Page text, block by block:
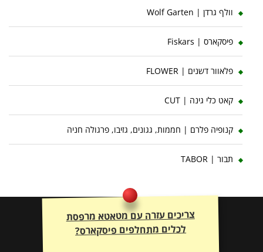
וולף גרדן | Wolf Garten
פיסקארס | Fiskars
פלאוור דשנים | FLOWER
קאט כלי גינה | CUT
קנופיה פלרם | חממות, גגונים, גזיבו, פרגולה חניה
תבור | TABOR
צריכים עזרה עם מטאטא מרפסת
לכלים מתחלפים פיסקארס?